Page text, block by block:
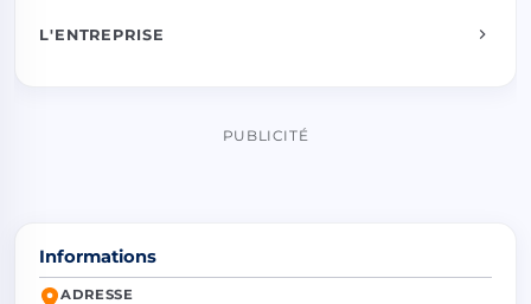
L'ENTREPRISE
PUBLICITÉ
Informations
ADRESSE